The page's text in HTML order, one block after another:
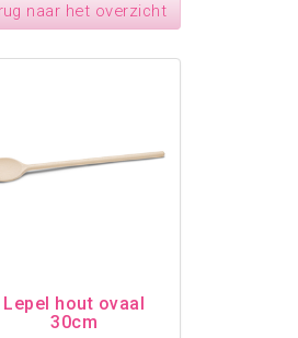
naar het overzicht
Lepel hout ovaal
30cm